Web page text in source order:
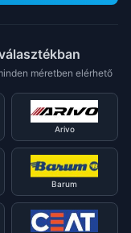
méretben elérhető
Arivo
Barum